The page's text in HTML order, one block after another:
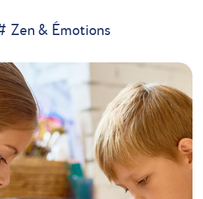
Zen & Émotions